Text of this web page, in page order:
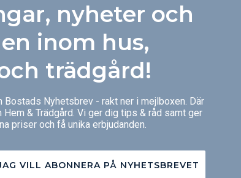
nyheter och
inom hus,
trädgård!
Bostads Nyhetsbrev - rakt ner i mejlboxen. Där
& Trädgård. Vi ger dig tips & råd samt ger
priser och få unika erbjudanden.
VILL ABONNERA PÅ NYHETSBREVET